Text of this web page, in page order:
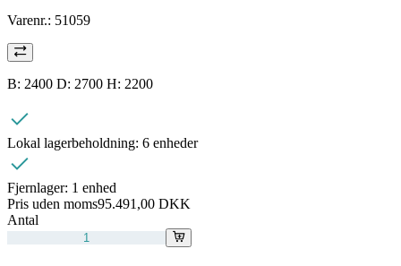
Varenr.: 51059
B: 2400 D: 2700 H: 2200
Lokal lagerbeholdning: 6 enheder
Fjernlager: 1 enhed
Pris uden moms95.491,00 DKK
Antal